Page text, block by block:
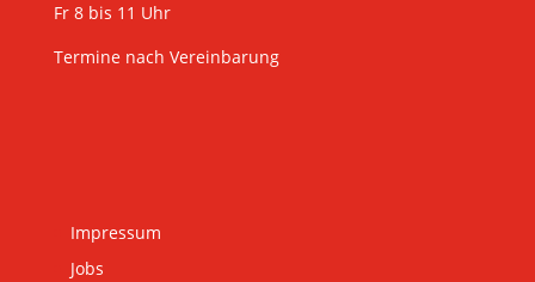
Fr 8 bis 11 Uhr
Termine nach Vereinbarung
Impressum
Jobs